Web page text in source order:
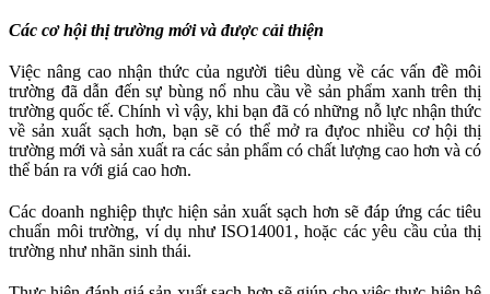
Các cơ hội thị trường mới và được cải thiện
Việc nâng cao nhận thức của người tiêu dùng về các vấn đề môi
trường đã dẫn đến sự bùng nổ nhu cầu về sản phẩm xanh trên thị
trường quốc tế. Chính vì vậy, khi bạn đã có những nỗ lực nhận thức
về sản xuất sạch hơn, bạn sẽ có thể mở ra đựoc nhiều cơ hội thị
trường mới và sản xuất ra các sản phẩm có chất lượng cao hơn và có
thể bán ra với giá cao hơn.
Các doanh nghiệp thực hiện sản xuất sạch hơn sẽ đáp ứng các tiêu
chuẩn môi trường, ví dụ như ISO14001, hoặc các yêu cầu của thị
trường như nhãn sinh thái.